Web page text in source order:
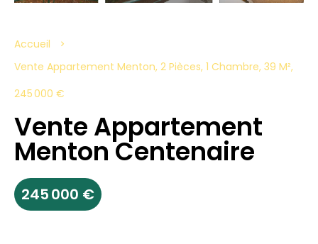
Accueil
Vente Appartement Menton, 2 Pièces, 1 Chambre, 39 M²,
245 000 €
Vente Appartement
Menton Centenaire
245 000 €